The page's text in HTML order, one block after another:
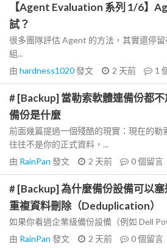
【Agent Evaluation 系列 1/6】
試？
很多團隊評估 Agent 的方法，其實還停
組...
由 hardness1020發文 2 天前 1
# [Backup] 當勒索軟體連備份都
備份是什麼
前面幾篇提過一個殘酷的現實：現在的勒
往往不是你的正式資料，...
由 RainPan 發文 2 天前 0個留言
# [Backup] 為什麼備份設備可以
重複資料刪除（Deduplication）
如果你看過企業級備份設備（例如 Dell
由 RainPan 發文 2 天前 0個留言